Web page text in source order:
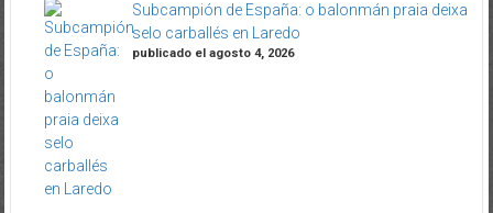
Subcampión de España: o balonmán praia deixa
selo carballés en Laredo
publicado el agosto 4, 2026